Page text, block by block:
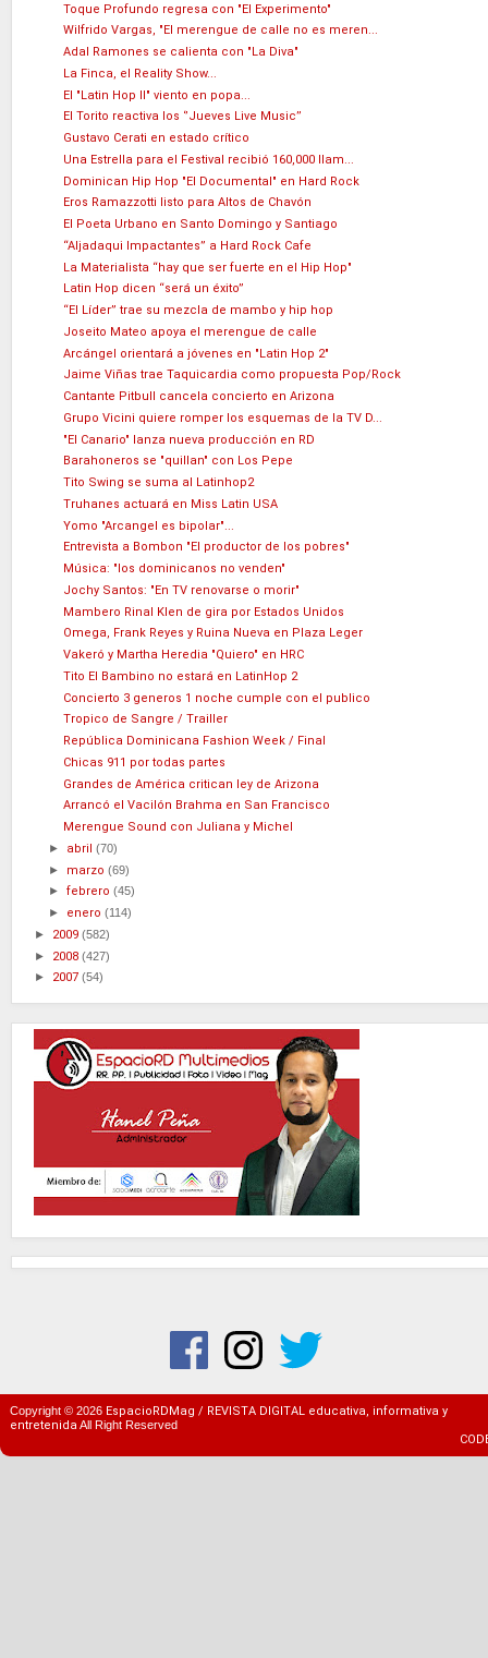
Toque Profundo regresa con "El Experimento"
Wilfrido Vargas, "El merengue de calle no es meren...
Adal Ramones se calienta con "La Diva"
La Finca, el Reality Show...
El "Latin Hop II" viento en popa...
El Torito reactiva los ‘’Jueves Live Music’’
Gustavo Cerati en estado crítico
Una Estrella para el Festival recibió 160,000 llam...
Dominican Hip Hop "El Documental" en Hard Rock
Eros Ramazzotti listo para Altos de Chavón
El Poeta Urbano en Santo Domingo y Santiago
“Aljadaqui Impactantes” a Hard Rock Cafe
La Materialista “hay que ser fuerte en el Hip Hop"
Latin Hop dicen “será un éxito”
“El Líder” trae su mezcla de mambo y hip hop
Joseito Mateo apoya el merengue de calle
Arcángel orientará a jóvenes en "Latin Hop 2"
Jaime Viñas trae Taquicardia como propuesta Pop/Rock
Cantante Pitbull cancela concierto en Arizona
Grupo Vicini quiere romper los esquemas de la TV D...
"El Canario" lanza nueva producción en RD
Barahoneros se "quillan" con Los Pepe
Tito Swing se suma al Latinhop2
Truhanes actuará en Miss Latin USA
Yomo "Arcangel es bipolar"...
Entrevista a Bombon "El productor de los pobres"
Música: "los dominicanos no venden"
Jochy Santos: "En TV renovarse o morir"
Mambero Rinal Klen de gira por Estados Unidos
Omega, Frank Reyes y Ruina Nueva en Plaza Leger
Vakeró y Martha Heredia "Quiero" en HRC
Tito El Bambino no estará en LatinHop 2
Concierto 3 generos 1 noche cumple con el publico
Tropico de Sangre / Trailler
República Dominicana Fashion Week / Final
Chicas 911 por todas partes
Grandes de América critican ley de Arizona
Arrancó el Vacilón Brahma en San Francisco
Merengue Sound con Juliana y Michel
► abril(70)
► marzo(69)
►febrero(45)
► enero(114)
► 2009 (582)
► 2008 (427)
► 2007 (54)
Copyright © 2026 EspacioRDMag / REVISTA DIGITAL educativa, informativa y
entretenidaAll Right Reserved